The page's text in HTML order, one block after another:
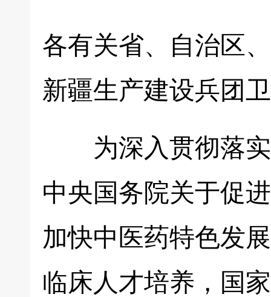
各有关省、自治区
新疆生产建设兵团
为深入贯彻落实
中央国务院关于促
加快中医药特色发
临床人才培养，国